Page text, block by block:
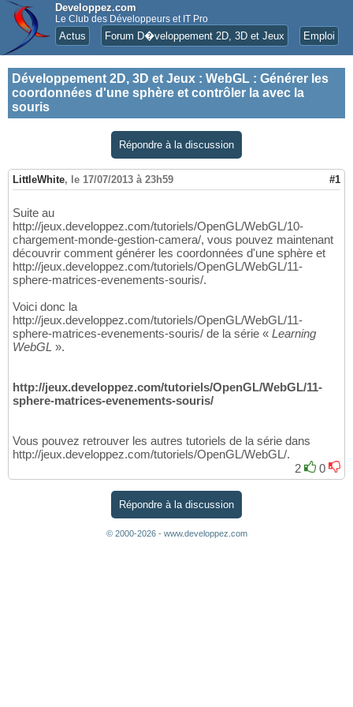
Developpez.com
Le Club des Développeurs et IT Pro
Actus Forum D�veloppement 2D, 3D et Jeux Emploi
Développement 2D, 3D et Jeux : WebGL : Générer les
coordonnées d'une sphère et contrôler la avec la
souris
Répondre à la discussion
LittleWhite, le 17/07/2013 à 23h59 #1
Suite au
http://jeux.developpez.com/tutoriels/OpenGL/WebGL/10-
chargement-monde-gestion-camera/, vous pouvez maintenant
découvrir comment générer les coordonnées d'une sphère et
http://jeux.developpez.com/tutoriels/OpenGL/WebGL/11-
sphere-matrices-evenements-souris/.
Voici donc la
http://jeux.developpez.com/tutoriels/OpenGL/WebGL/11-
sphere-matrices-evenements-souris/ de la série « Learning
WebGL ».
http://jeux.developpez.com/tutoriels/OpenGL/WebGL/11-
sphere-matrices-evenements-souris/
Vous pouvez retrouver les autres tutoriels de la série dans
http://jeux.developpez.com/tutoriels/OpenGL/WebGL/.
2
0
Répondre à la discussion
© 2000-2026 - www.developpez.com